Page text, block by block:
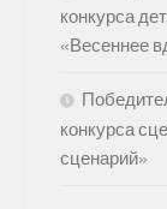
конкурса
«Весеннее
конкурса
сценарий»